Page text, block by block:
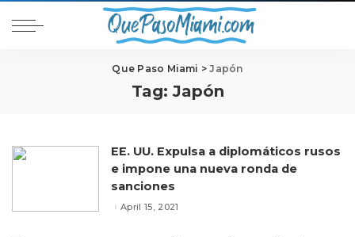
Que Paso Miami >Japón
Tag:Japón
EE. UU. Expulsa a diplomáticos rusos
e impone una nueva ronda de
sanciones
April 15, 2021